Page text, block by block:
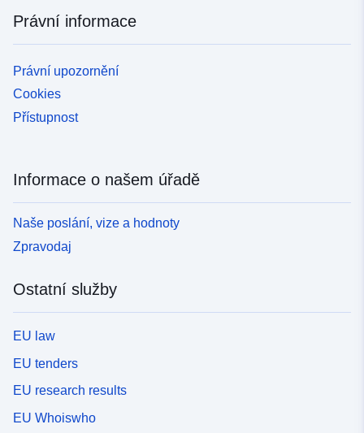
Právní informace
Právní upozornění
Cookies
Přístupnost
Informace o našem úřadě
Naše poslání, vize a hodnoty
Zpravodaj
Ostatní služby
EU law
EU tenders
EU research results
EU Whoiswho